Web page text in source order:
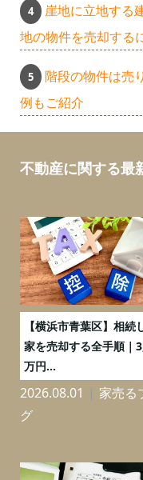
崖地に立地する
地の物件を売却する
階段の物件は売
例もご紹介
不動産に関する最
【横浜市青葉区】相続
家を売却する全手順｜
万円...
2026.08.01
家売る
グ